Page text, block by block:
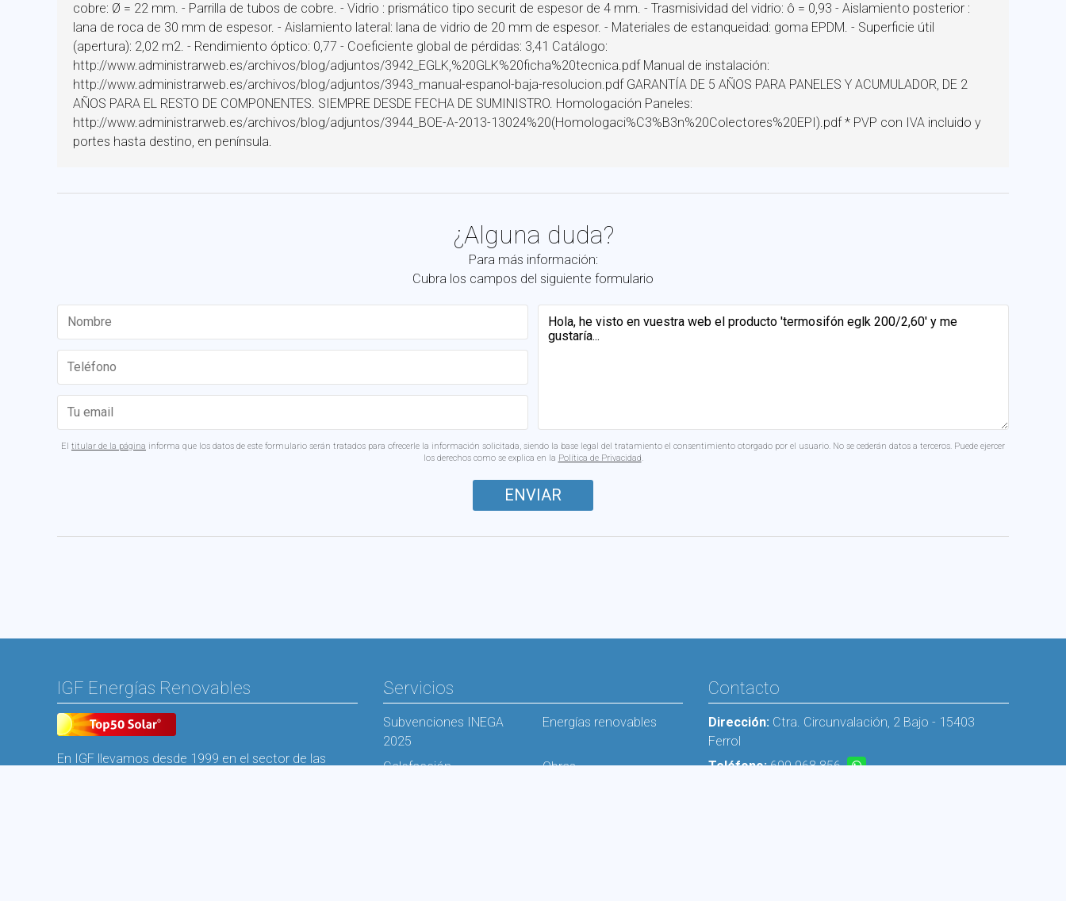
cobre: Ø = 22 mm. - Parrilla de tubos de cobre. - Vidrio : prismático tipo securit de espesor de 4 mm. - Trasmisividad del vidrio: ô = 0,93 - Aislamiento posterior :
lana de roca de 30 mm de espesor. - Aislamiento lateral: lana de vidrio de 20 mm de espesor. - Materiales de estanqueidad: goma EPDM. - Superficie útil
(apertura): 2,02 m2. - Rendimiento óptico: 0,77 - Coeficiente global de pérdidas: 3,41 Catálogo:
http://www.administrarweb.es/archivos/blog/adjuntos/3942_EGLK,%20GLK%20ficha%20tecnica.pdf Manual de instalación:
http://www.administrarweb.es/archivos/blog/adjuntos/3943_manual-espanol-baja-resolucion.pdf GARANTÍA DE 5 AÑOS PARA PANELES Y ACUMULADOR, DE 2
AÑOS PARA EL RESTO DE COMPONENTES. SIEMPRE DESDE FECHA DE SUMINISTRO. Homologación Paneles:
http://www.administrarweb.es/archivos/blog/adjuntos/3944_BOE-A-2013-13024%20(Homologaci%C3%B3n%20Colectores%20EPI).pdf * PVP con IVA incluido y
portes hasta destino, en península.
¿Alguna duda?
Para más información:
Cubra los campos del siguiente formulario
El titular de la página informa que los datos de este formulario serán tratados para ofrecerle la información solicitada, siendo la base legal del tratamiento el consentimiento otorgado por el usuario. No se cederán datos a terceros. Puede ejercer
los derechos como se explica en la Política de Privacidad
IGF Energías Renovables
En IGF llevamos desde 1999 en el sector de las
Servicios
Subvenciones INEGA
2025
Energías renovables
Calefacción
Obras
Contacto
Dirección: Ctra. Circunvalación, 2 Bajo - 15403
Ferrol
Teléfono: 699 968 856